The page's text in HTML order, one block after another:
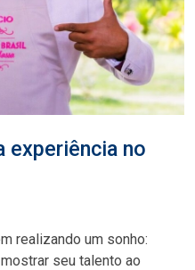
experiência no
realizando um sonho:
seu talento ao